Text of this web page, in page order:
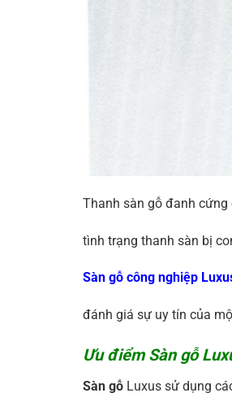
Thanh sàn gỗ đanh
tình trạng thanh sàn bị
Sàn gỗ công nghiệp
đánh giá sự uy tín của
Ưu điểm Sàn gỗ
Sàn gỗ Luxus sử dụng